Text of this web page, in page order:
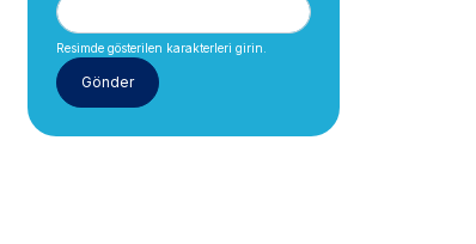
Resimde gösterilen karakterleri girin.